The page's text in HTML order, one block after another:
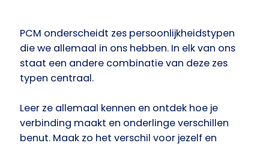
PCM onderscheidt zes persoonlijkheidstypen
die we allemaal in ons hebben. In elk van ons
staat een andere combinatie van deze zes
typen centraal.
Leer ze allemaal kennen en ontdek hoe je
verbinding maakt en onderlinge verschillen
benut. Maak zo het verschil voor jezelf en